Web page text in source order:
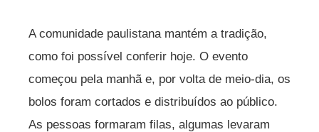
A comunidade paulistana mantém a tradição,
como foi possível conferir hoje. O evento
começou pela manhã e, por volta de meio-dia, os
bolos foram cortados e distribuídos ao público.
As pessoas formaram filas, algumas levaram